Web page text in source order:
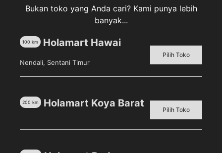
harga
Pilih toko untuk melihat
harga
Bukan toko yang Anda cari? Kami punya lebih
banyak...
Holamart Hawai
100 km
Nendali, Sentani Timur
Pilih Toko
Holamart Koya Barat
200 km
Pilih Toko